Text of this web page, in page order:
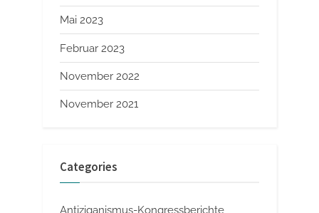
Mai 2023
Februar 2023
November 2022
November 2021
Categories
Antiziganismus-Kongressberichte